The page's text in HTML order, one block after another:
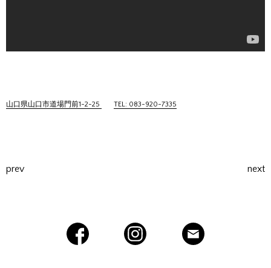
山口県山口市道場門前1-2-25 TEL: 083-920-7335
prev next